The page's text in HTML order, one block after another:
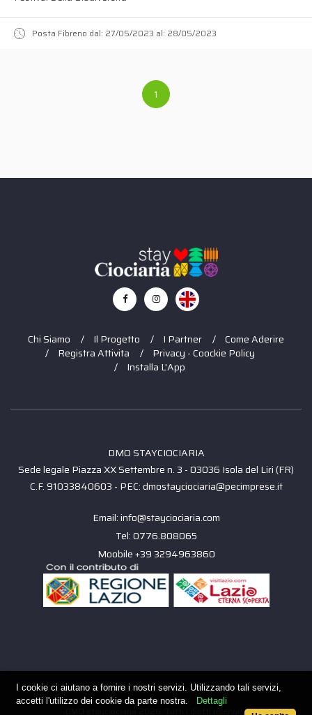
Posta Fibreno dal: 27/05/2023 al: 28/05/2023
1
Chi Siamo Il Progetto I Partner
Come Aderire
Registra Attivita
Privacy - Coockie Policy
Installa L'App
DMO STAYCIOCIARIA
Sede legale Piazza XX Settembre n. 3 - 03036 Isola del Liri (FR)
C.F. 91033840603 - PEC: dmostayciociaria@pecimprese.it
Email: info@stayciociaria.com
Tel: 0776.808065
Moobile +39 3294963860
DMO stayciociaria 2026. Tutti i diritti riservati.
I cookie ci aiutano a fornire i nostri servizi. Utilizzando tali servizi,
accetti l'utilizzo dei cookie da parte nostra.
Dettagli